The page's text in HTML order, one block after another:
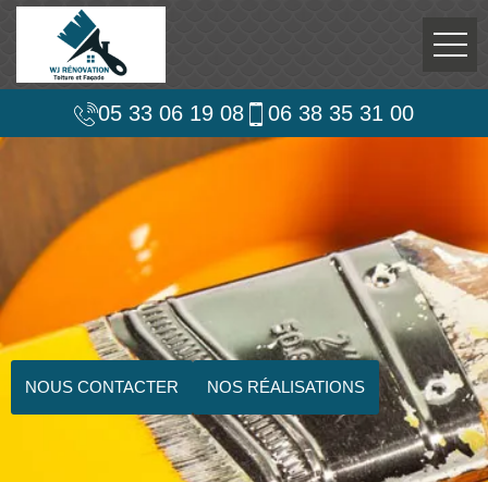
05 33 06 19 08 06 38 35 31 00
NOUS CONTACTER NOS RÉALISATIONS